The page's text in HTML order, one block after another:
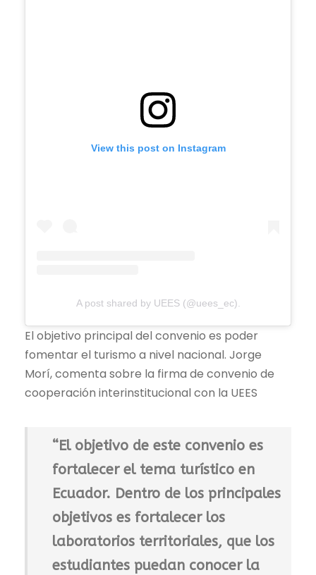
View this post on Instagram
A post shared by UEES (@uees_ec).
El objetivo principal del convenio es poder
fomentar el turismo a nivel nacional. Jorge
Morí, comenta sobre la firma de convenio de
cooperación interinstitucional con la UEES
“El objetivo de este convenio es
fortalecer el tema turístico en
Ecuador. Dentro de los principales
objetivos es fortalecer los
laboratorios territoriales, que los
estudiantes puedan conocer la